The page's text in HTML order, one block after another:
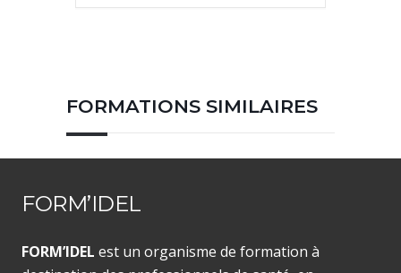
FORMATIONS SIMILAIRES
FORM’IDEL
FORM’IDEL est un organisme de formation à